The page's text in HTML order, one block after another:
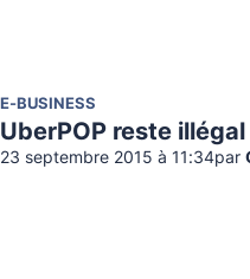
E-BUSINESS
UberPOP reste
23 septembre 2015 à 11:34par